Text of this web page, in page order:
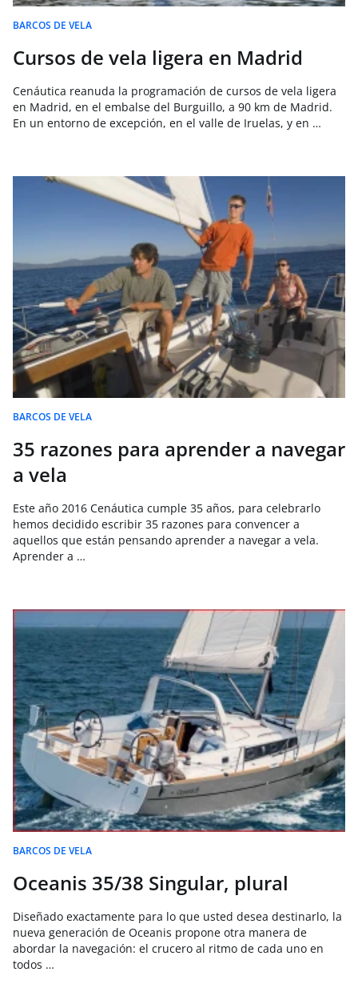
BARCOS DE VELA
Cursos de vela ligera en Madrid
Cenáutica reanuda la programación de cursos de vela ligera
en Madrid, en el embalse del Burguillo, a 90 km de Madrid.
En un entorno de excepción, en el valle de Iruelas, y en …
BARCOS DE VELA
35 razones para aprender a navegar
a vela
Este año 2016 Cenáutica cumple 35 años, para celebrarlo
hemos decidido escribir 35 razones para convencer a
aquellos que están pensando aprender a navegar a vela.
Aprender a …
BARCOS DE VELA
Oceanis 35/38 Singular, plural
Diseñado exactamente para lo que usted desea destinarlo, la
nueva generación de Oceanis propone otra manera de
abordar la navegación: el crucero al ritmo de cada uno en
todos …